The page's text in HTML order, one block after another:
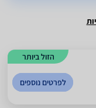
הזול ביותר
לפרטים נוספים